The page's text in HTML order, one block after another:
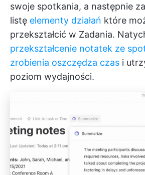
swoje spotkania, a następnie
listę elementy działań które
przekształcić w Zadania.
przekształcenie notatek ze
zrobienia oszczędza czas i
poziom wydajności.